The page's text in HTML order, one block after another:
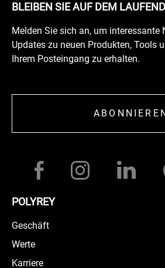
BLEIBEN SIE AUF DEM
Melden Sie sich an, um interessante
Updates zu neuen Produkten, Tools
Ihrem Posteingang zu erhalten.
ABONNIEREN
POLYREY
Geschäft
Werte
Karriere